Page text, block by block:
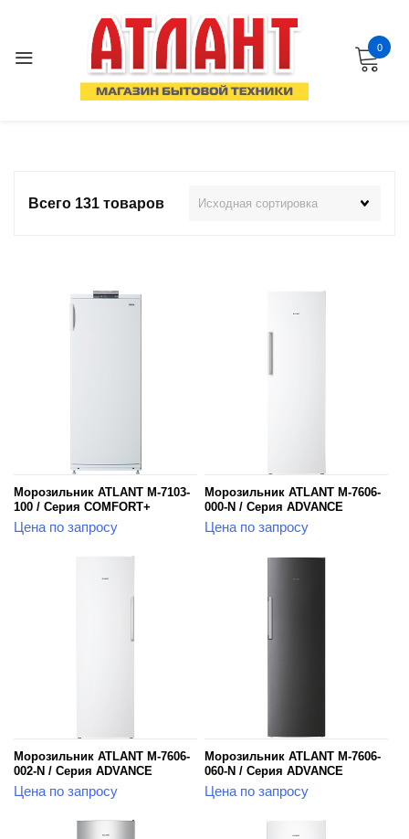
содержанию
0
Всего 131 товаров
Морозильник ATLANT М-7103-
100 / Серия COMFORT+
Цена по запросу
Морозильник ATLANT М-7606-
000-N / Серия ADVANCE
Цена по запросу
Морозильник ATLANT М-7606-
002-N / Серия ADVANCE
Цена по запросу
Морозильник ATLANT М-7606-
060-N / Серия ADVANCE
Цена по запросу